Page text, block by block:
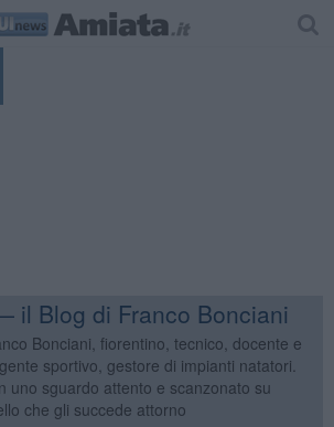
il Blog di Franco Bonciani
Bonciani, fiorentino, tecnico, docente e
sportivo, gestore di impianti natatori.
uno sguardo attento e scanzonato su
che gli succede attorno